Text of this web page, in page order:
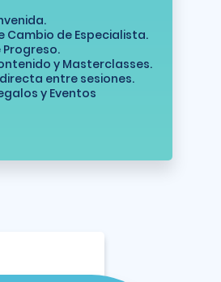
Cambio de Especialista.
Progreso.
y Masterclasses.
entre sesiones.
y Eventos